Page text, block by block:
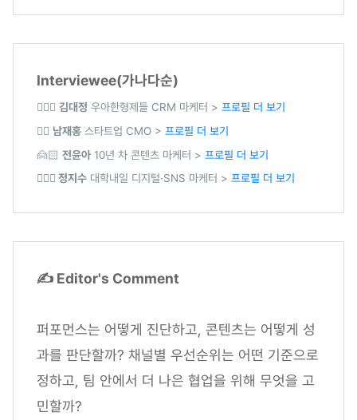
Interviewee(가나다순)
🙎🏻‍♂️ 김대정 우아한형제들 CRM 마케터 > 프로필 더 보기
🙎‍♂️ 남재홍 스타트업 CMO > 프로필 더 보기
🙍🏻 전윤아 10년 차 콘텐츠 마케터 > 프로필 더 보기
🙍🏻‍♀️ 정지수 대학내일 디지털·SNS 마케터 > 프로필 더 보기
✍️ Editor's Comment
퍼포먼스는 어떻게 진단하고, 콘텐츠는 어떻게 성
과를 판단할까? 채널별 우선순위는 어떤 기준으로
정하고, 팀 안에서 더 나은 협업을 위해 무엇을 고
민할까?